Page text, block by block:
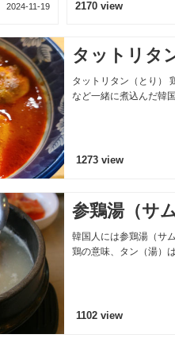
2024-10-22
タットリタ
タットリタン（とり）
など一緒に煮込んだ韓
1273 view
参鶏湯（サ
韓国人には参鶏湯（サ
鶏の意味、タン（湯）
1102 view